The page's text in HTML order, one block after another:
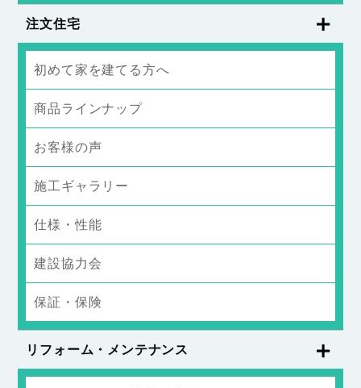
注文住宅
初めて家を建てる方へ
商品ラインナップ
お客様の声
施工ギャラリー
仕様・性能
建設協力会
保証・保険
リフォーム・メンテナンス